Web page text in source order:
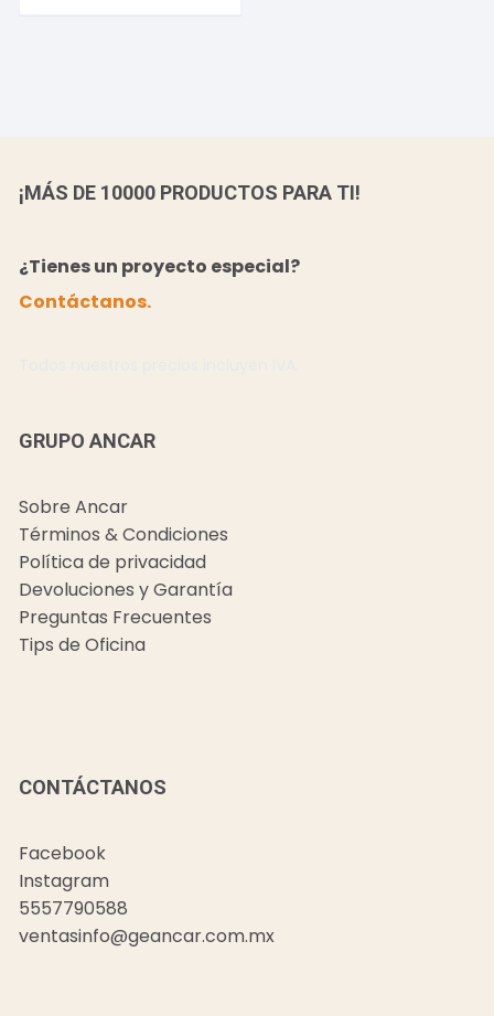
¡MÁS DE 10000 PRODUCTOS PARA TI!
¿Tienes un proyecto especial?
Contáctanos.
GRUPO ANCAR
Sobre Ancar
Términos & Condiciones
Política de privacidad
Devoluciones y Garantía
Preguntas Frecuentes
Tips de Oficina
CONTÁCTANOS
Facebook
Instagram
5557790588
ventasinfo@geancar.com.mx